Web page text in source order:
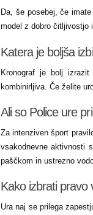
Da, še posebej, če
model z dobro čitljivostjo
Katera je boljša
Kronograf je bolj
kombinirljiva. Če želite
Ali so Police ure
Za intenziven šport
vsakodnevne aktivnosti
paščkom in ustrezno
Kako izbrati pravo
Ura naj se prilega